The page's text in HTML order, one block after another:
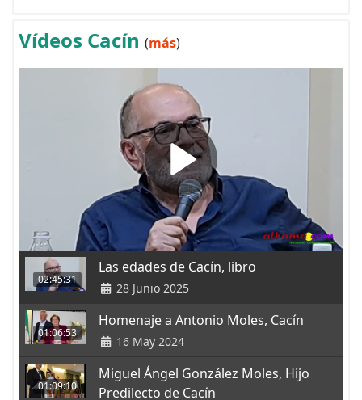
Vídeos Cacín (más)
02:45:31
Las edades de Cacín, libro
28 Junio 2025
01:06:53
Homenaje a Antonio Moles, Cacín
16 May 2024
01:09:10
Miguel Ángel González Moles, Hijo
Predilecto de Cacín